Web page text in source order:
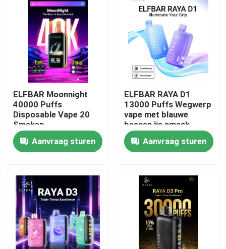
Producten
Videos
ELFBAR Moonnight
40000 Puffs
Disposable Vape 20
Smaken
Aanvraag sturen
ELFBAR RAYA D1
13000 Puffs Wegwerp
vape met blauwe
bessen ijs smaak
Aanvraag sturen